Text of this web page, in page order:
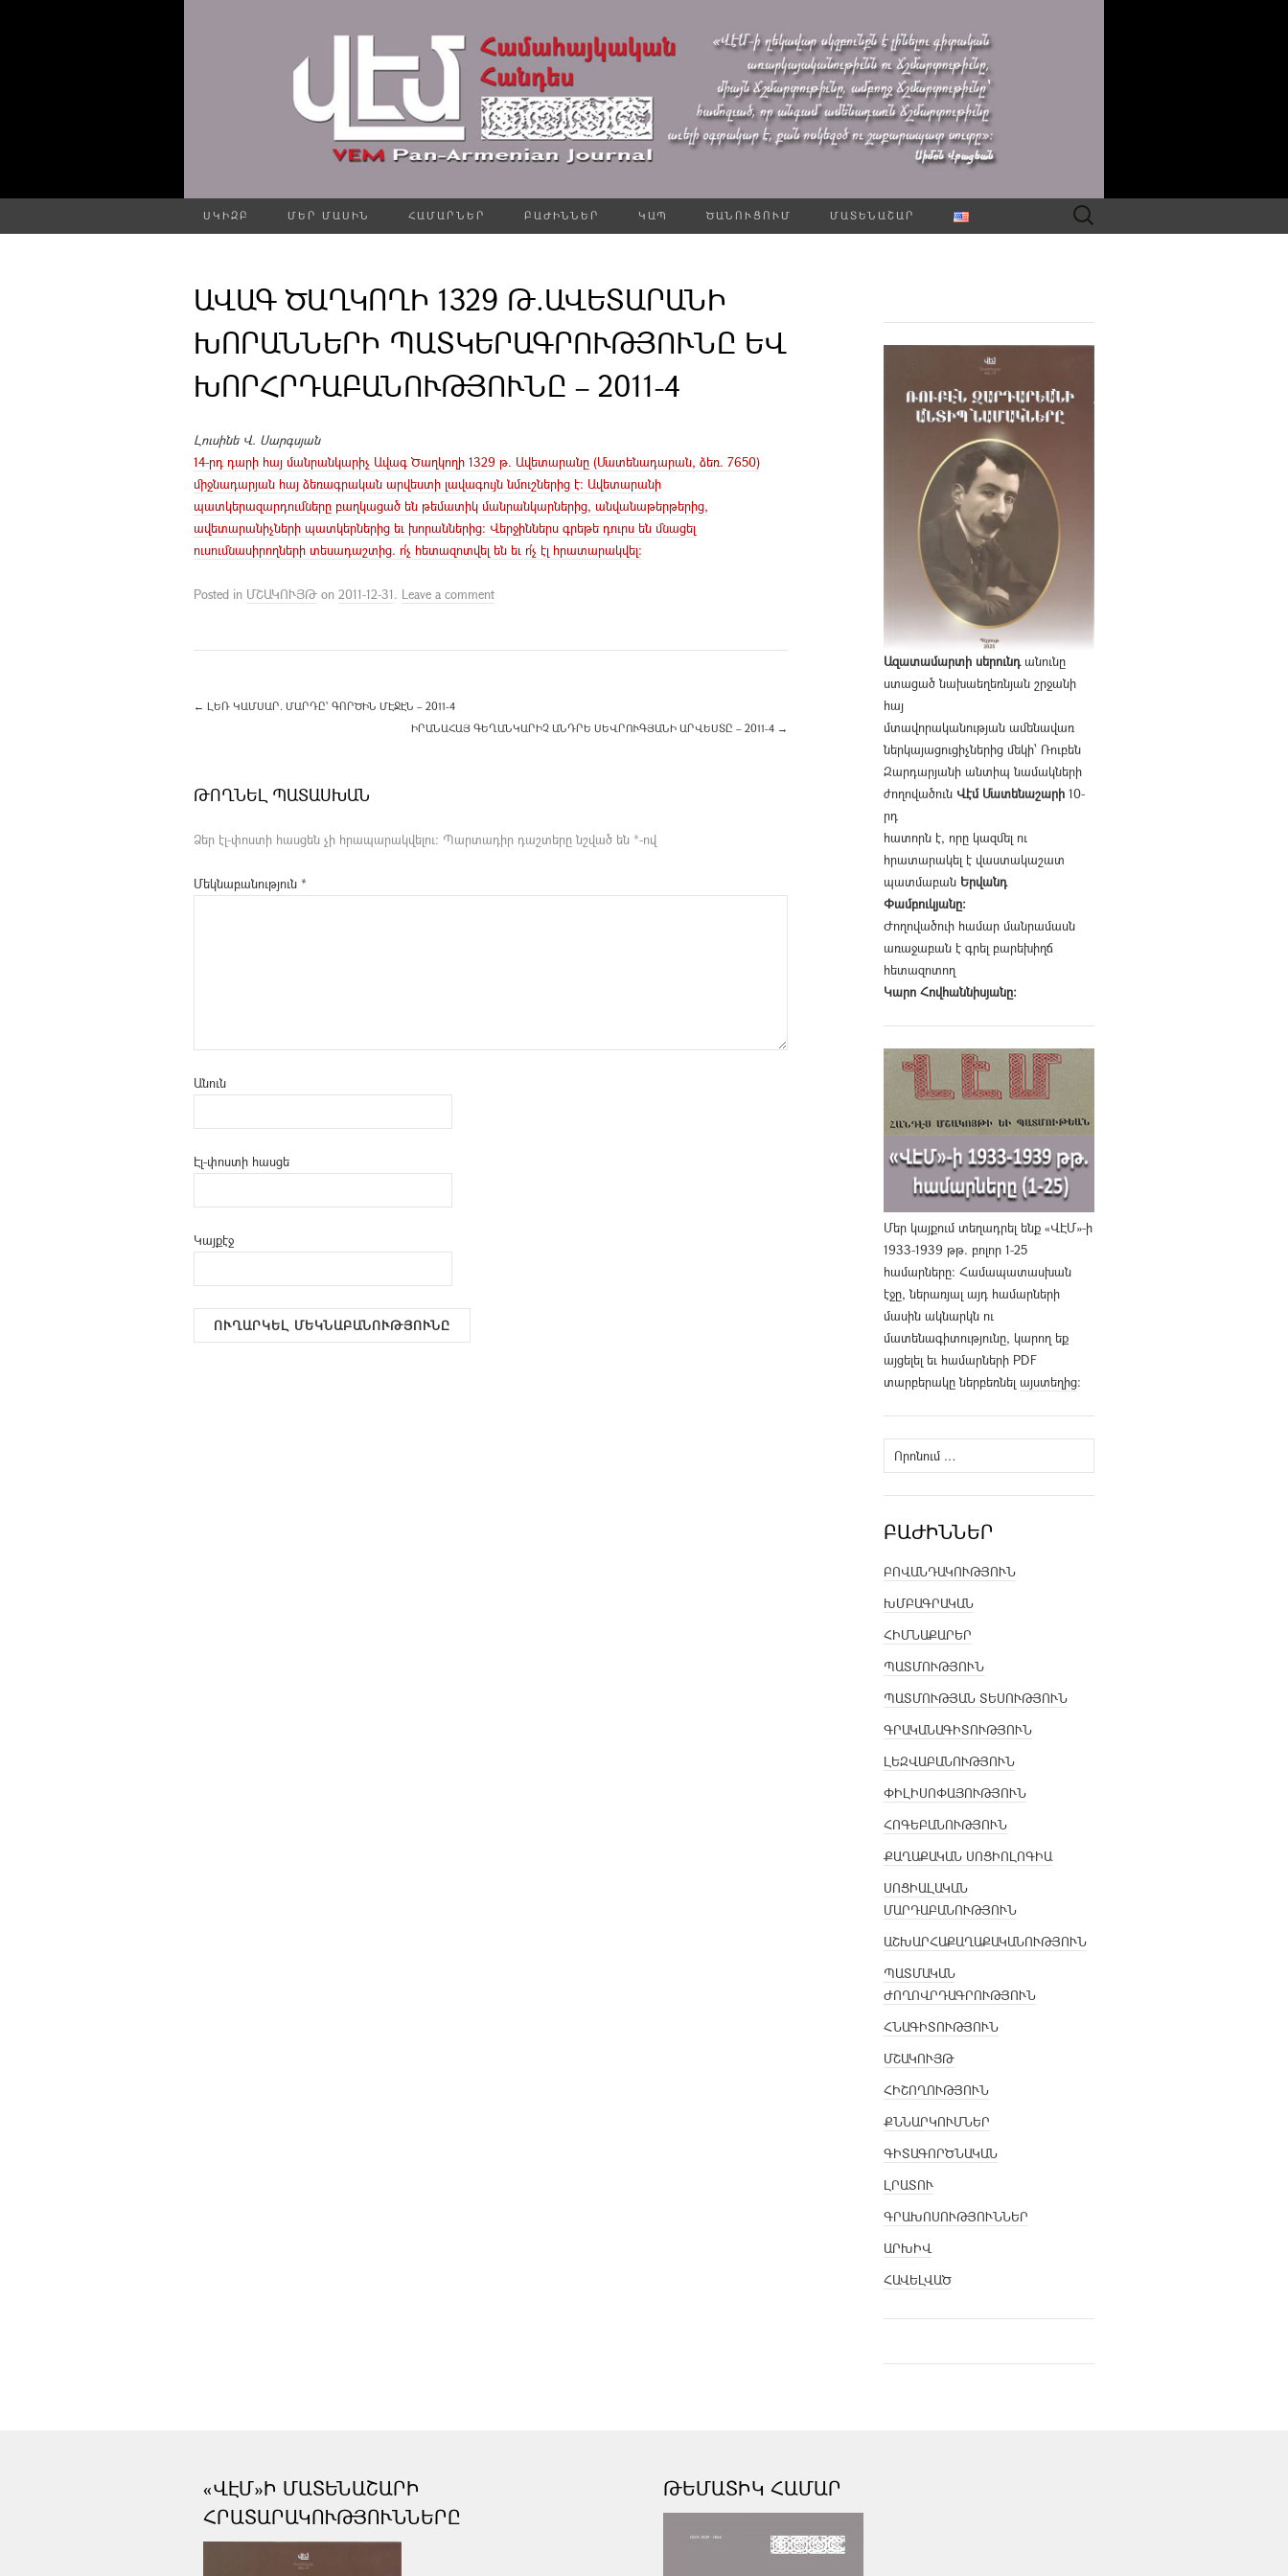
ՍԿԻԶԲ ՄԵՐ ՄԱՍԻՆ ՀԱՄԱՐՆԵՐ ԲԱԺԻՆՆԵՐ ԿԱՊ ԾԱՆՈՒՑՈՒՄ ՄԱՏԵՆԱՇԱՐ Որոնել՝
ԱՎԱԳ ԾԱՂԿՈՂԻ 1329 Թ.ԱՎԵՏԱՐԱՆԻ
ԽՈՐԱՆՆԵՐԻ ՊԱՏԿԵՐԱԳՐՈՒԹՅՈՒՆԸ ԵՎ
ԽՈՐՀՐԴԱԲԱՆՈՒԹՅՈՒՆԸ – 2011-4
Լուսինե Վ. Սարգսյան
14-րդ դարի հայ մանրանկարիչ Ավագ Ծաղկողի 1329 թ. Ավետարանը (Մատենադարան, ձեռ. 7650)
միջնադարյան հայ ձեռագրական արվեստի լավագույն նմուշներից է: Ավետարանի
պատկերազարդումները բաղկացած են թեմատիկ մանրանկարներից, անվանաթերթերից,
ավետարանիչների պատկերներից եւ խորաններից: Վերջիններս գրեթե դուրս են մնացել
ուսումնասիրողների տեսադաշտից. ո՛չ հետազոտվել են եւ ո՛չ էլ հրատարակվել:
Posted in ՄՇԱԿՈՒՅԹ on 2011-12-31. Leave a comment
← ԼԵՌ ԿԱՄՍԱՐ. ՄԱՐԴԸ՝ ԳՈՐԾԻՆ ՄԷՋԷՆ – 2011-4
ԻՐԱՆԱՀԱՅ ԳԵՂԱՆԿԱՐԻՉ ԱՆԴՐԵ ՍԵՎՐՈՒԳՅԱՆԻ ԱՐՎԵՍՏԸ – 2011-4 →
ԹՈՂՆԵԼ ՊԱՏԱՍԽԱՆ
Ձեր էլ-փոստի հասցեն չի հրապարակվելու։ Պարտադիր դաշտերը նշված են *-ով
Մեկնաբանություն *
Անուն
Էլ-փոստի հասցե
Կայքէջ
Ազատամարտի սերունդանունը
ստացած նախաեղեռնյան շրջանի
հայ
մտավորականության ամենավառ
ներկայացուցիչներից մեկի՝ Ռուբեն
Զարդարյանի անտիպ նամակների
ժողովածուն Վէմ Մատենաշարի 10-
րդ
հատորն է, որը կազմել ու
հրատարակել է վաստակաշատ
պատմաբան Երվանդ
Փամբուկյանը։
Ժողովածուի համար մանրամասն
առաջաբան է գրել բարեխիղճ
հետազոտող
Կարո Հովհաննիսյանը։
Մեր կայքում տեղադրել ենք «ՎԷՄ»-ի
1933-1939 թթ. բոլոր 1-25
համարները։ Համապատասխան
էջը, ներառյալ այդ համարների
մասին ակնարկն ու
մատենագիտությունը, կարող եք
այցելել եւ համարների PDF
տարբերակը ներբեռնել այստեղից։
Որոնել՝
ԲԱԺԻՆՆԵՐ
ԲՈՎԱՆԴԱԿՈՒԹՅՈՒՆ
ԽՄԲԱԳՐԱԿԱՆ
ՀԻՄՆԱՔԱՐԵՐ
ՊԱՏՄՈՒԹՅՈՒՆ
ՊԱՏՄՈՒԹՅԱՆ ՏԵՍՈՒԹՅՈՒՆ
ԳՐԱԿԱՆԱԳԻՏՈՒԹՅՈՒՆ
ԼԵԶՎԱԲԱՆՈՒԹՅՈՒՆ
ՓԻԼԻՍՈՓԱՅՈՒԹՅՈՒՆ
ՀՈԳԵԲԱՆՈՒԹՅՈՒՆ
ՔԱՂԱՔԱԿԱՆ ՍՈՑԻՈԼՈԳԻԱ
ՍՈՑԻԱԼԱԿԱՆ
ՄԱՐԴԱԲԱՆՈՒԹՅՈՒՆ
ԱՇԽԱՐՀԱՔԱՂԱՔԱԿԱՆՈՒԹՅՈՒՆ
ՊԱՏՄԱԿԱՆ
ԺՈՂՈՎՐԴԱԳՐՈՒԹՅՈՒՆ
ՀՆԱԳԻՏՈՒԹՅՈՒՆ
ՄՇԱԿՈՒՅԹ
ՀԻՇՈՂՈՒԹՅՈՒՆ
ՔՆՆԱՐԿՈՒՄՆԵՐ
ԳԻՏԱԳՈՐԾՆԱԿԱՆ
ԼՐԱՏՈՒ
ԳՐԱԽՈՍՈՒԹՅՈՒՆՆԵՐ
ԱՐԽԻՎ
ՀԱՎԵԼՎԱԾ
«ՎԷՄ»Ի ՄԱՏԵՆԱՇԱՐԻ
ՀՐԱՏԱՐԱԿՈՒԹՅՈՒՆՆԵՐԸ
ԹԵՄԱՏԻԿ ՀԱՄԱՐ